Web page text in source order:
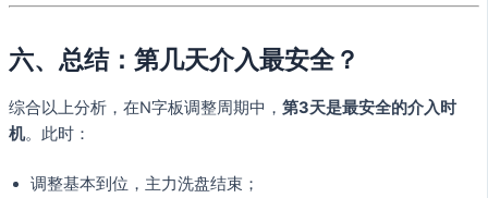
六、总结：第几天介入最安全？
综合以上分析，在N字板调整周期中， 第3天是最安全的介入时
机。此时：
调整基本到位，主力洗盘结束；